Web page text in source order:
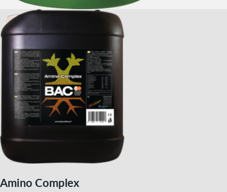
Amino Complex